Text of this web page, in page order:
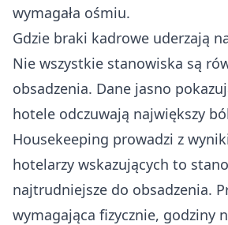
wymagała ośmiu.
Gdzie braki kadrowe uderzają
Nie wszystkie stanowiska są
obsadzenia. Dane jasno
hotele odczuwają największy
Housekeeping prowadzi z
hotelarzy wskazujących to
najtrudniejsze do obsadzenia.
wymagająca fizycznie, godziny